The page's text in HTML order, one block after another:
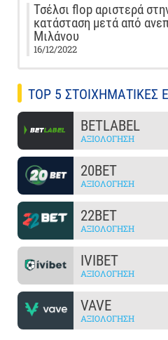
Τσέλσι flop αριστερά
κατάσταση μετά από
Μιλάνου
16/12/2022
TOP 5 ΣΤΟΙΧΗΜΑΤΙΚΕΣ
BETLABEL
ΑΞΙΟΛΌΓΗΣΗ
20BET
ΑΞΙΟΛΌΓΗΣΗ
22BET
ΑΞΙΟΛΌΓΗΣΗ
IVIBET
ΑΞΙΟΛΌΓΗΣΗ
VAVE
ΑΞΙΟΛΌΓΗΣΗ